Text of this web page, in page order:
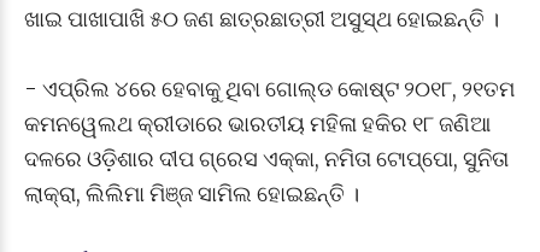
ଖାଇ ପାଖାପାଖି ୫୦ ଜଣ ଛାତ୍ରଛାତ୍ରୀ ଅସୁସ୍ଥ ହୋଇଛନ୍ତି ।
- ଏପ୍ରିଲ ୪ରେ ହେବାକୁ ଥିବା ଗୋଲ୍ଡ କୋଷ୍ଟ ୨୦୧୮, ୨୧ତମ
କମନୱେଲଥ କ୍ରୀଡାରେ ଭାରତୀୟ ମହିଳା ହକିର ୧୮ ଜଣିଆ
ଦଳରେ ଓଡ଼ିଶାର ଦୀପ ଗ୍ରେସ ଏକ୍କା, ନମିତା ଟୋପ୍ପୋ, ସୁନିତା
ଲାକ୍ରା, ଲିଲିମା ମିଞ୍ଜ ସାମିଲ ହୋଇଛନ୍ତି ।